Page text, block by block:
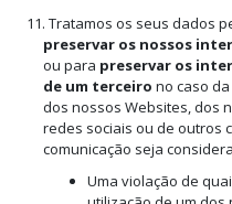
11. Tratamos os seus dados
preservar os nossos
ou para preservar os
de um terceiro no caso
dos nossos Websites, dos
redes sociais ou de outros
comunicação seja
Uma violação de